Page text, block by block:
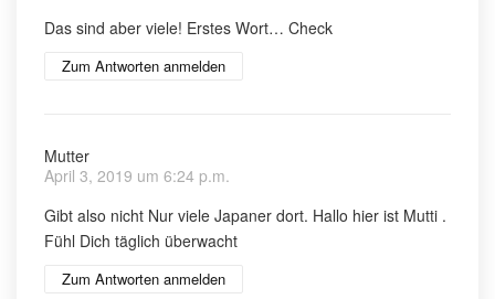
Das sind aber viele! Erstes Wort… Check
Zum Antworten anmelden
Mutter
April 3, 2019 um 6:24 p.m.
Gibt also nicht Nur viele Japaner dort. Hallo hier ist Mutti .
Fühl Dich täglich überwacht
Zum Antworten anmelden